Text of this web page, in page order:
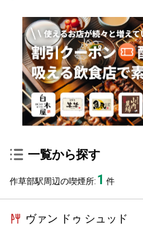
一覧から探す
作草部駅周辺の喫煙所: 1 件
ヴァン ドゥ シュッド